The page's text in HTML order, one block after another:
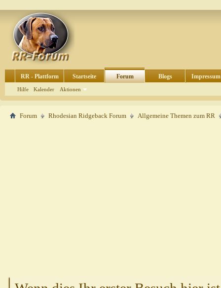
RR - Plattform Startseite Forum
Hilfe Kalender Aktionen
Blogs Impressum
Forum Rhodesian Ridgeback Forum Allgemeine Themen zum RR